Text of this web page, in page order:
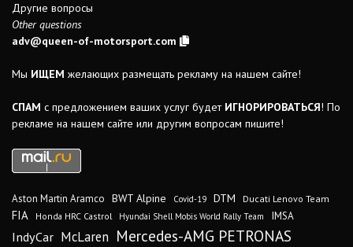
Другие вопросы
Other questions
adv@queen-of-motorsport.com
Мы ИЩЕМ желающих размещать рекламу на нашем сайте!
СПАМ с предложением ваших услуг будет ИГНОРИРОВАТЬСЯ! По
рекламе на нашем сайте или другим вопросам пишите!
Aston Martin Aramco BWT Alpine Covid-19 DTM Ducati Lenovo Team
FIA Honda HRC Castrol Hyundai Shell Mobis World Rally Team IMSA
IndyCar McLaren Mercedes-AMG PETRONAS